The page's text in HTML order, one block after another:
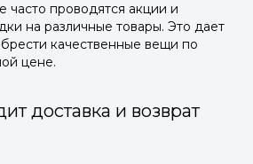
часто проводятся акции и
на различные товары. Это дает
качественные вещи по
цене.
доставка и возврат